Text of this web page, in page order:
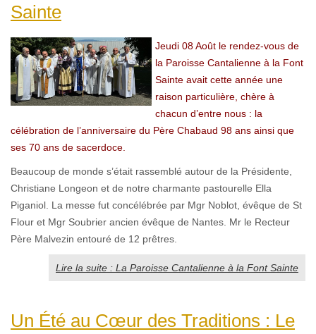
Sainte
Jeudi 08 Août le rendez-vous de
la Paroisse Cantalienne à la Font
Sainte avait cette année une
raison particulière, chère à
chacun d’entre nous : la
célébration de l’anniversaire du Père Chabaud 98 ans ainsi que
ses 70 ans de sacerdoce.
Beaucoup de monde s’était rassemblé autour de la Présidente,
Christiane Longeon et de notre charmante pastourelle Ella
Piganiol. La messe fut concélébrée par Mgr Noblot, évêque de St
Flour et Mgr Soubrier ancien évêque de Nantes. Mr le Recteur
Père Malvezin entouré de 12 prêtres.
Lire la suite : La Paroisse Cantalienne à la Font Sainte
Un Été au Cœur des Traditions : Le